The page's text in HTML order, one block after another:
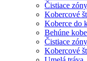
Čistiace zóny
Kobercové
Koberce do
Behúne
Čistiace zóny
Kobercové